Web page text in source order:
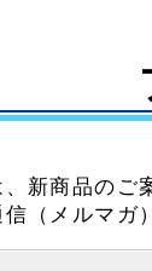
新商品のご
（メルマガ